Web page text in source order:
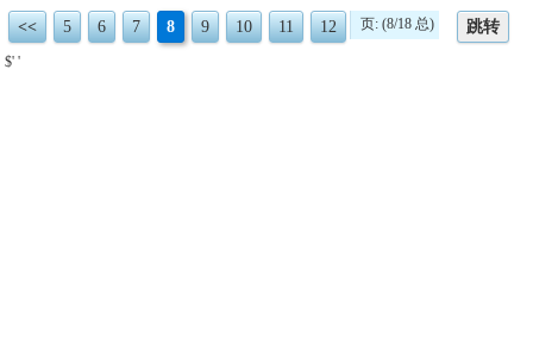
<< 5 6 7 8 9 10 11 12 页: (8/18 总) 跳转
$' '